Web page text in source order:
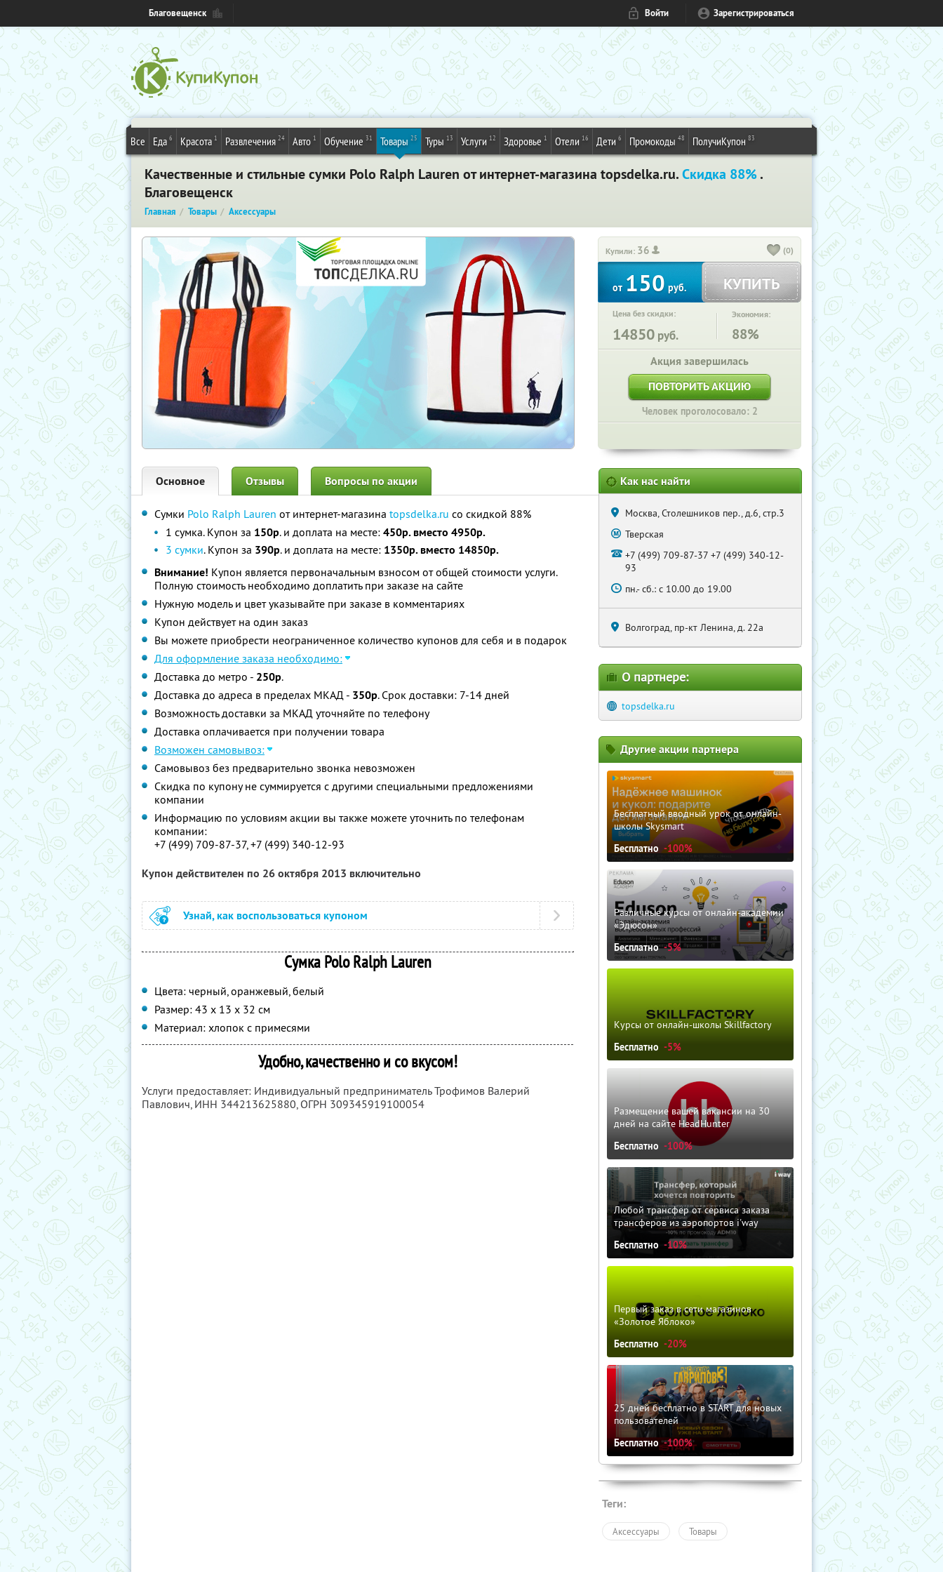
Благовещенск Войти Зарегистрироваться
Все Еда 6 Красота 1 Развлечения 24 Авто 1 Обучение 31 Товары 25 Туры 13 Услуги 12 Здоровье 1 Отели 16 Дети 6 Промокоды 48 ПолучиКупон 83
Качественные и стильные сумки Polo Ralph Lauren от интернет-магазина topsdelka.ru.Скидка 88%.
Благовещенск
Главная Товары Аксессуары
Купили: 36 (0)
от150руб. КУПИТЬ
Цена без скидки:
14850 руб.
Экономия:
88%
Акция завершилась
ПОВТОРИТЬ АКЦИЮ
Человек проголосовало: 2
Основное Отзывы Вопросы по акции
Сумки Polo Ralph Lauren от интернет-магазина topsdelka.ru со скидкой 88%
1 сумка. Купон за 150р. и доплата на месте: 450р. вместо 4950р.
3 сумки. Купон за 390р. и доплата на месте: 1350р. вместо 14850р.
Внимание! Купон является первоначальным взносом от общей стоимости услуги.
Полную стоимость необходимо доплатить при заказе на сайте
Нужную модель и цвет указывайте при заказе в комментариях
Купон действует на один заказ
Вы можете приобрести неограниченное количество купонов для себя и в подарок
Для оформление заказа необходимо:
Доставка до метро - 250р.
Доставка до адреса в пределах МКАД - 350р. Срок доставки: 7-14 дней
Возможность доставки за МКАД уточняйте по телефону
Доставка оплачивается при получении товара
Возможен самовывоз:
Самовывоз без предварительно звонка невозможен
Скидка по купону не суммируется с другими специальными предложениями
компании
Информацию по условиям акции вы также можете уточнить по телефонам
компании:
+7 (499) 709-87-37, +7 (499) 340-12-93
Купон действителен по 26 октября 2013 включительно
Узнай, как воспользоваться купоном
Сумка Polo Ralph Lauren
Цвета: черный, оранжевый, белый
Размер: 43 x 13 x 32 см
Материал: хлопок с примесями
Удобно, качественно и со вкусом!
Услуги предоставляет: Индивидуальный предприниматель Трофимов Валерий
Павлович, ИНН 344213625880, ОГРН 309345919100054
Как нас найти
Москва, Столешников пер., д.6, стр.3
Тверская
+7 (499) 709-87-37 +7 (499) 340-12-
93
пн.- сб.: с 10.00 до 19.00
Волгоград, пр-кт Ленина, д. 22а
О партнере:
topsdelka.ru
Другие акции партнера
Бесплатный вводный урок от онлайн-
школы Skysmart
Бесплатно -100%
Различные курсы от онлайн-академии
«Эдюсон»
Бесплатно -5%
Курсы от онлайн-школы Skillfactory
Бесплатно -5%
Размещение вашей вакансии на 30
дней на сайте HeadHunter
Бесплатно -100%
Любой трансфер от сервиса заказа
трансферов из аэропортов i'way
Бесплатно -10%
Первый заказ в сети магазинов
«Золотое Яблоко»
Бесплатно -20%
25 дней бесплатно в START для новых
пользователей
Бесплатно -100%
Теги:
Аксессуары Товары